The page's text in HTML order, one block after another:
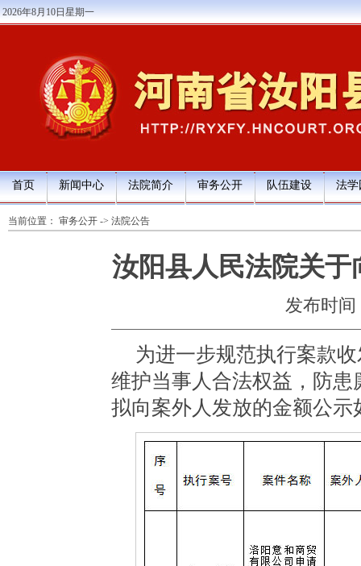
2026年8月10日星期一
首页 新闻中心 法院简介 审务公开 队伍建设 法学
当前位置： 审务公开 -> 法院公告
汝阳县人民法院关
发布时间
为进一步规范执行案款
维护当事人合法权益，防患
拟向案外人发放的金额公示